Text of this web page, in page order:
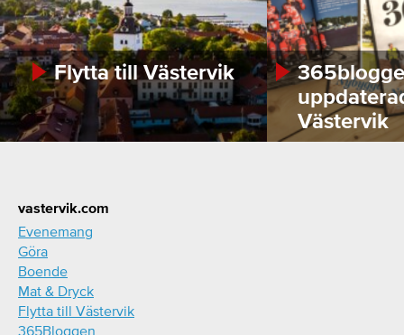
Flytta till Västervik
Västervik
Footer
vastervik.com
Evenemang
Göra
Boende
Mat & Dryck
Flytta till Västervik
365Bloggen